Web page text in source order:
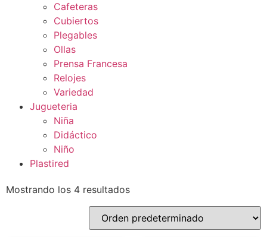
Cafeteras
Cubiertos
Plegables
Ollas
Prensa Francesa
Relojes
Variedad
Jugueteria
Niña
Didáctico
Niño
Plastired
Mostrando los 4 resultados